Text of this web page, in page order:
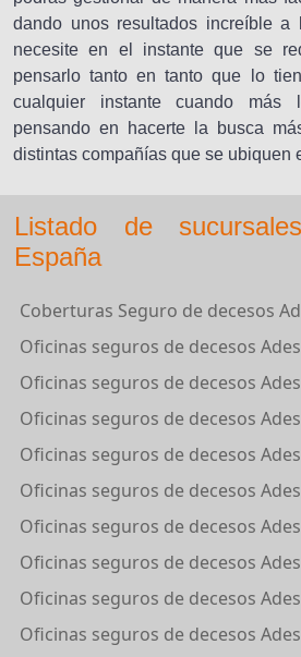
dando unos resultados increíble a
necesite en el instante que se
pensarlo tanto en tanto que lo
cualquier instante cuando más
pensando en hacerte la busca
distintas compañías que se ubiquen
Listado de
España
Coberturas Seguro de decesos
Oficinas seguros de decesos
Oficinas seguros de decesos
Oficinas seguros de decesos
Oficinas seguros de decesos
Oficinas seguros de decesos
Oficinas seguros de decesos
Oficinas seguros de decesos
Oficinas seguros de decesos
Oficinas seguros de decesos